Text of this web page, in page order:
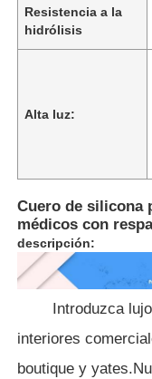
Sobre nosotros
Recorrido por la
Control de
Noticias
Casos de trabajo
Material de cuero
Resistencia a la
hidrólisis
Alta luz:
Cuero de silicona
médicos con
descripción:
Introduzca
interiores
boutique y yates.